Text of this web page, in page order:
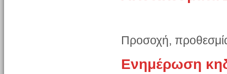
Προσοχή,
Ενημέρωση